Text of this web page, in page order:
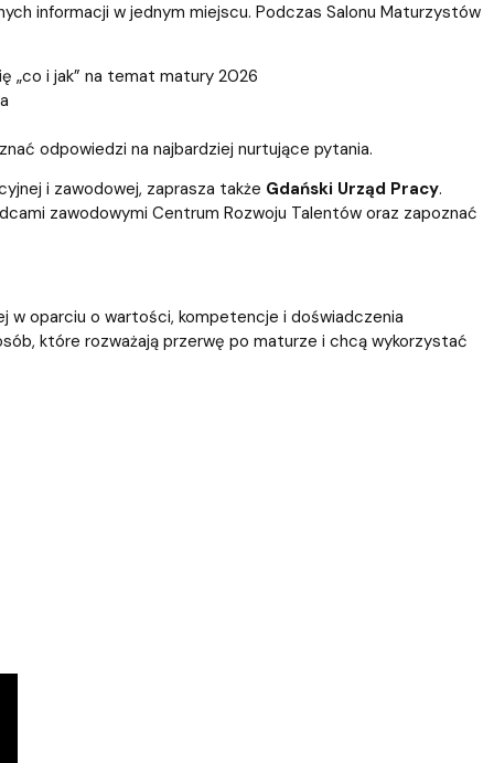
informacji w jednym miejscu. Podczas Salonu Maturzystów
„co i jak” na temat matury 2026
odpowiedzi na najbardziej nurtujące pytania.
i zawodowej, zaprasza także Gdański Urząd Pracy.
zawodowymi Centrum Rozwoju Talentów oraz zapoznać
w oparciu o wartości, kompetencje i doświadczenia
które rozważają przerwę po maturze i chcą wykorzystać